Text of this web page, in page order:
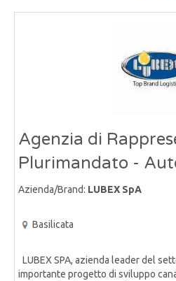
Agenzia di
Plurimandato -
Azienda/Brand: LUBEX SpA
Basilicata
LUBEX SPA, azienda leader del
importante progetto di sviluppo